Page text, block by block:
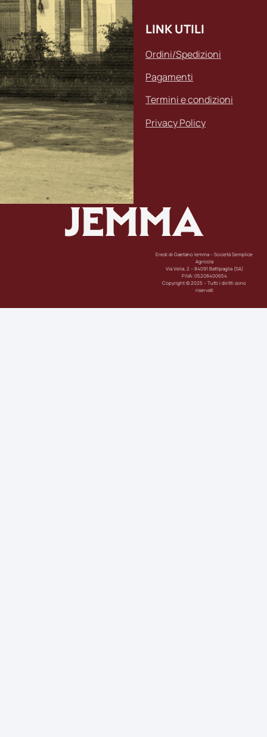
LINK UTILI
Ordini/Spedizioni
Pagamenti
Termini e condizioni
Privacy Policy
JEMMA
Eredi di Gaetano Iemma – Società Semplice
Agricola
Via Velia, 2 – 84091 Battipaglia (SA)
P.IVA: 05208400654
Copyright © 2025 – Tutti i diritti sono
riservati